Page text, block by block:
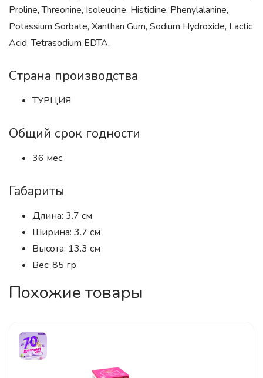
Proline, Threonine, Isoleucine, Histidine, Phenylalanine,
Potassium Sorbate, Xanthan Gum, Sodium Hydroxide, Lactic
Acid, Tetrasodium EDTA.
Страна производства
ТУРЦИЯ
Общий срок годности
36 мес.
Габариты
Длина: 3.7 см
Ширина: 3.7 см
Высота: 13.3 см
Вес: 85 гр
Похожие товары